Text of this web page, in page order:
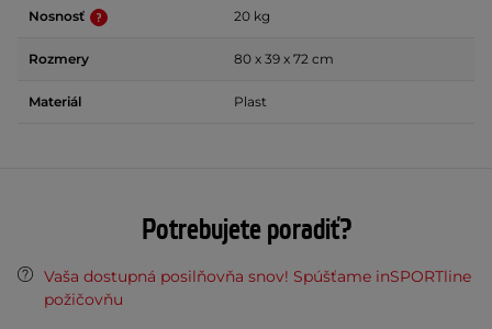
Nosnosť 20 kg
Rozmery 80 x 39 x 72 cm
Materiál Plast
Potrebujete poradiť?
Vaša dostupná posilňovňa snov! Spúšťame inSPORTline
požičovňu